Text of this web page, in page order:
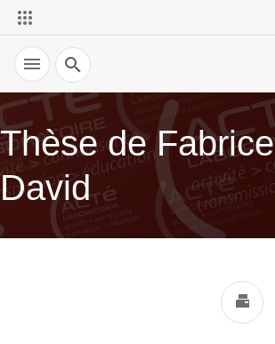
Recherche
Thèse de Fabrice
David